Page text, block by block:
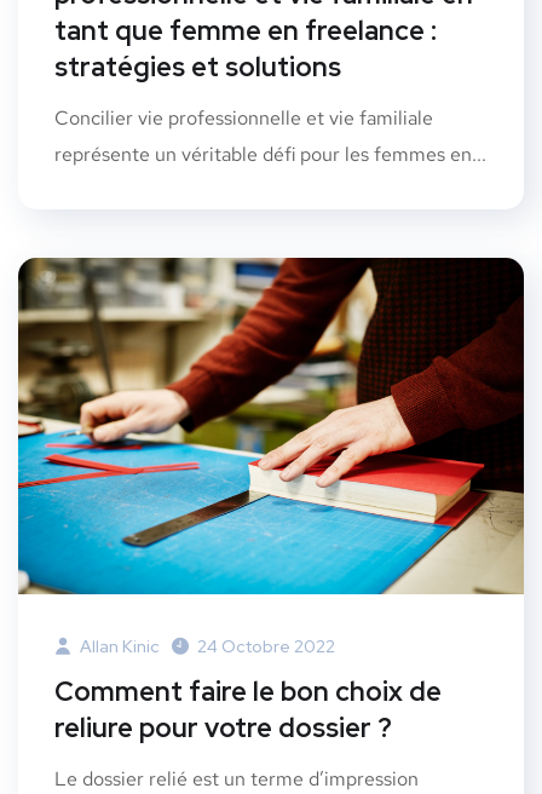
tant que femme en freelance :
stratégies et solutions
Concilier vie professionnelle et vie familiale
représente un véritable défi pour les femmes en...
Allan Kinic 24 Octobre 2022
Comment faire le bon choix de
reliure pour votre dossier ?
Le dossier relié est un terme d’impression